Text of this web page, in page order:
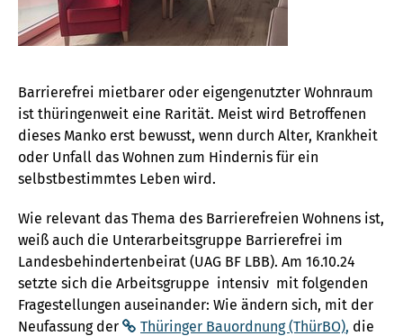
Barrierefrei mietbarer oder eigengenutzter Wohnraum
ist thüringenweit eine Rarität. Meist wird Betroffenen
dieses Manko erst bewusst, wenn durch Alter, Krankheit
oder Unfall das Wohnen zum Hindernis für ein
selbstbestimmtes Leben wird.
Wie relevant das Thema des Barrierefreien Wohnens ist,
weiß auch die Unterarbeitsgruppe Barrierefrei im
Landesbehindertenbeirat (UAG BF LBB). Am 16.10.24
setzte sich die Arbeitsgruppe intensiv mit folgenden
Fragestellungen auseinander: Wie ändern sich, mit der
Neufassung der
Thüringer Bauordnung (ThürBO), die